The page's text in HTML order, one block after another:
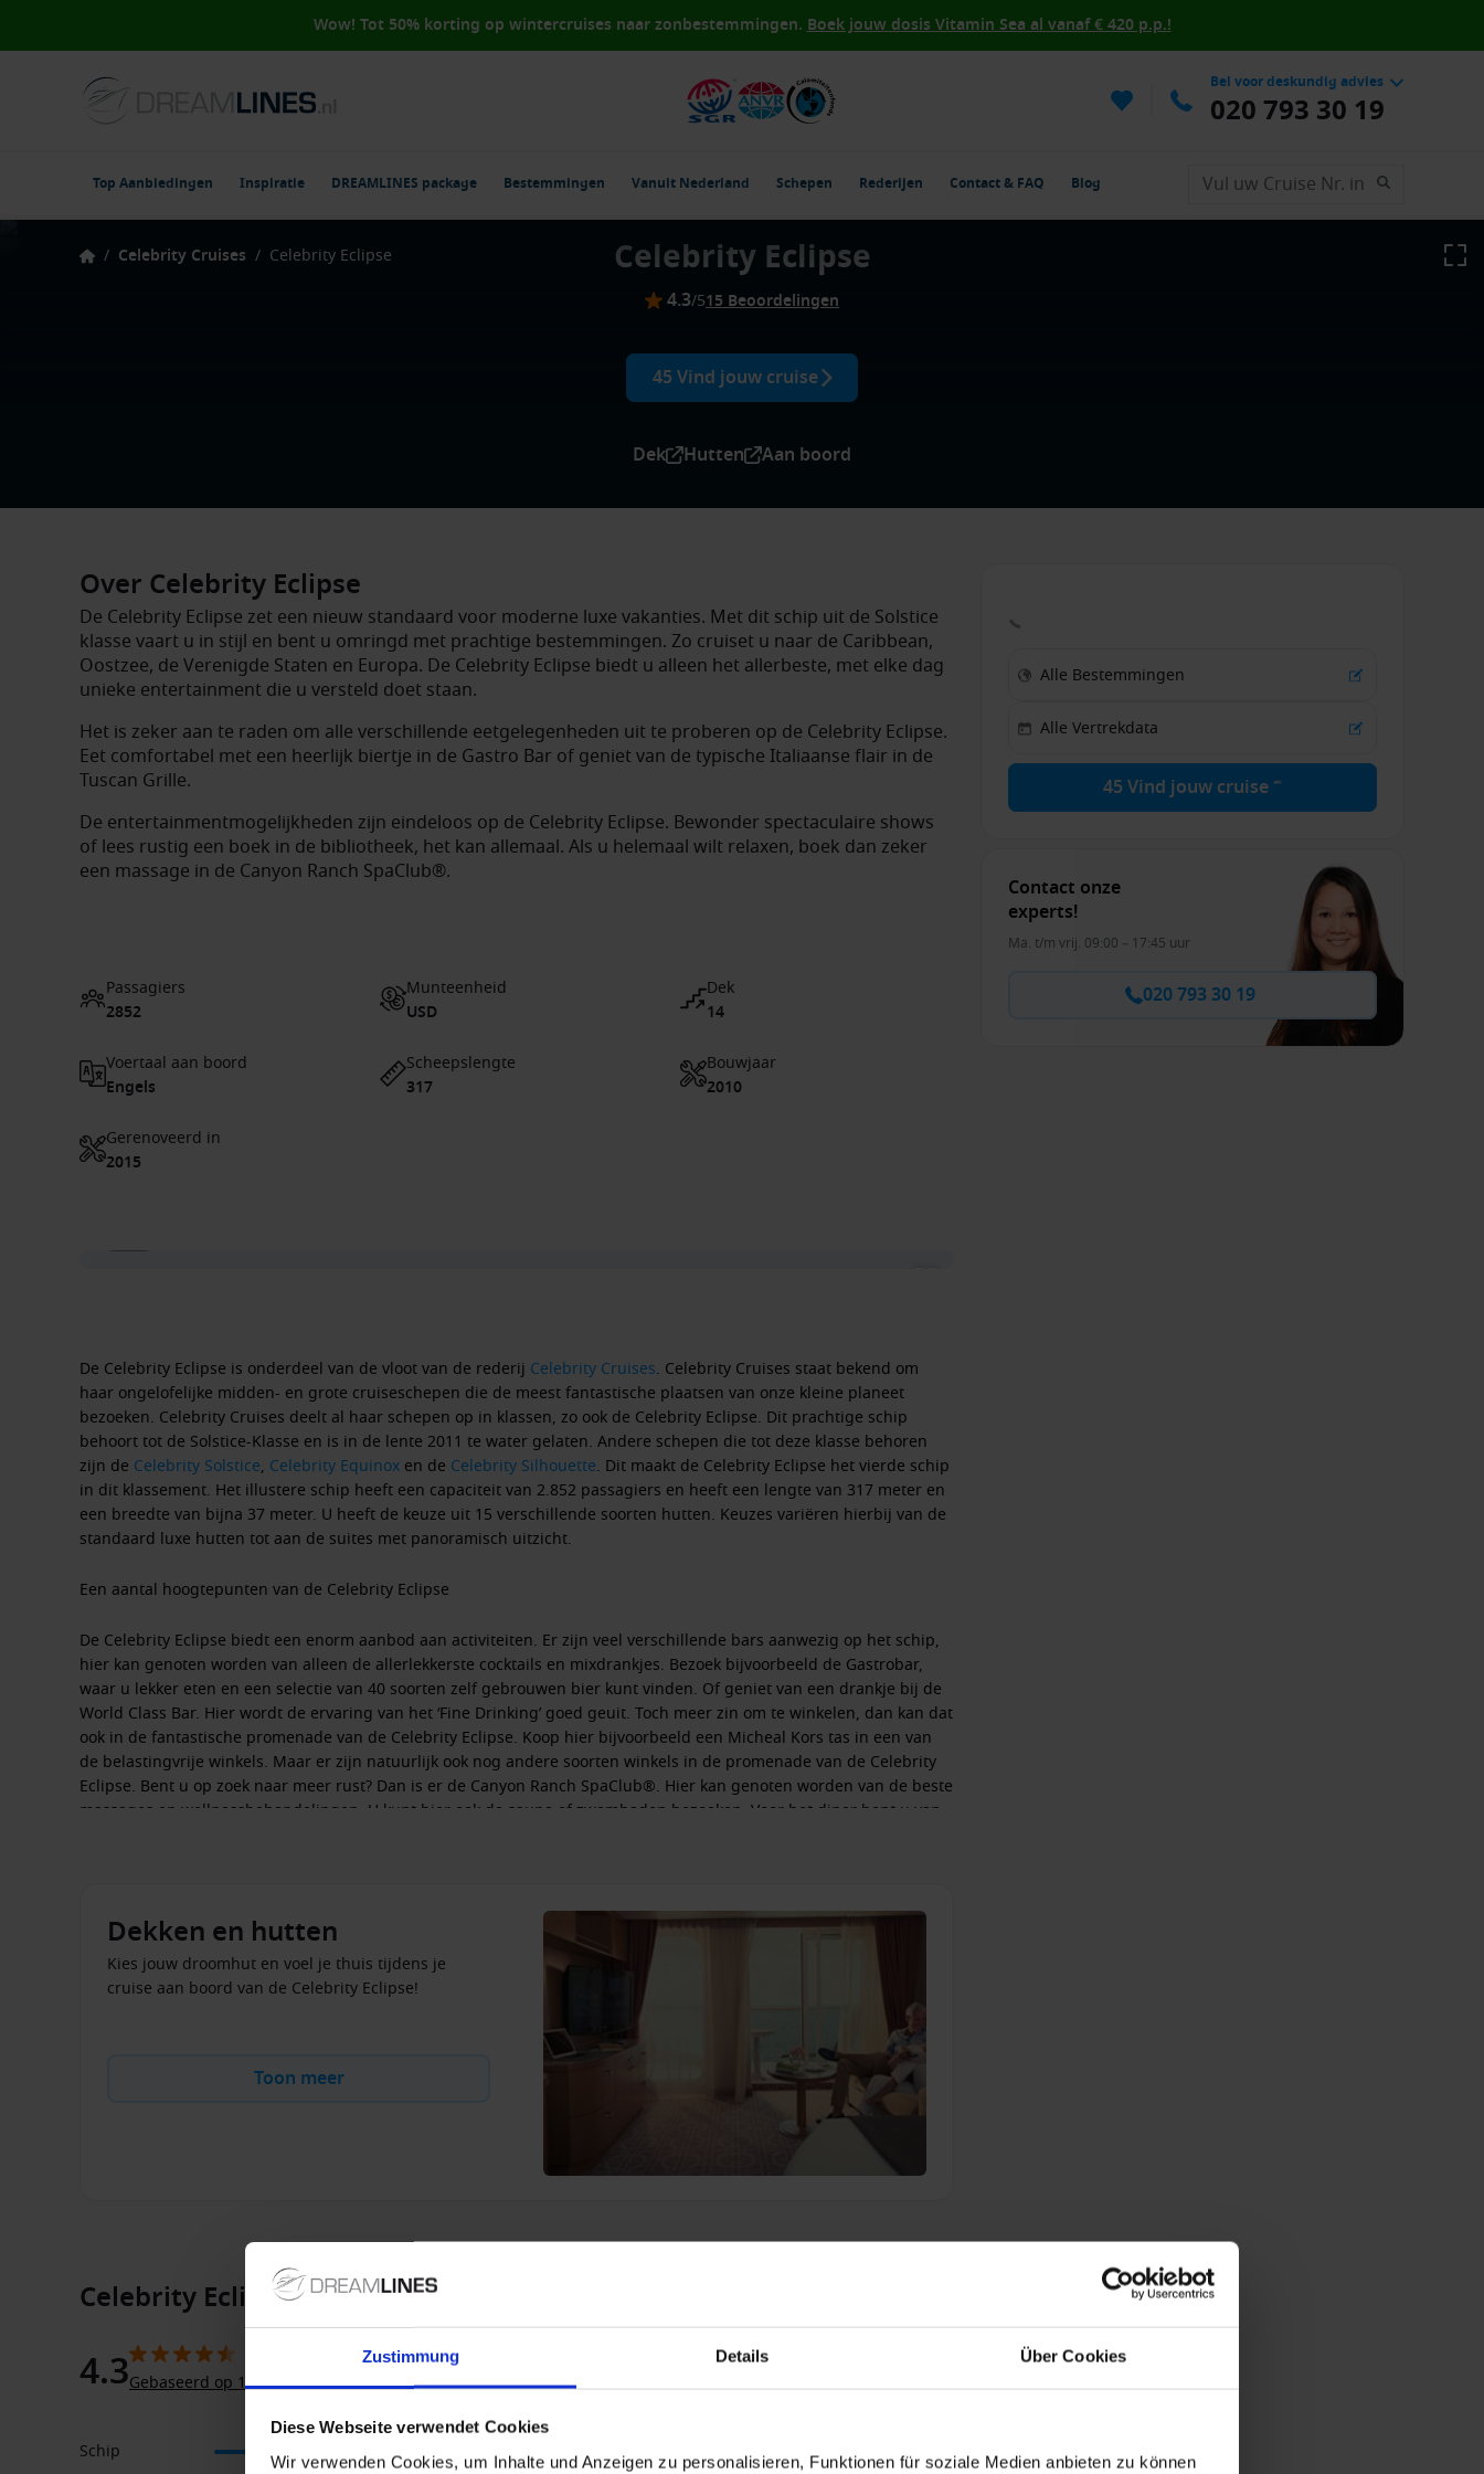
Zustimmung Details Über Cookies
Diese Webseite verwendet Cookies
Wir verwenden Cookies, um Inhalte und Anzeigen zu personalisieren, Funktionen für soziale Medien anbieten zu können
Wow! Tot 50% korting op wintercruises naar zonbestemmingen. Boek jouw dosis Vitamin Sea al vanaf € 420 p.p.!
Bel voor deskundig advies
020 793 30 19
Top Aanbiedingen Inspiratie DREAMLINES package Bestemmingen Vanuit Nederland Schepen Rederijen Contact & FAQ Blog
/ Celebrity Cruises / Celebrity Eclipse Celebrity Eclipse
4.3/515 Beoordelingen
45 Vind jouw cruise
Dek Hutten Aan boord
Over Celebrity Eclipse
De Celebrity Eclipse zet een nieuw standaard voor moderne luxe vakanties. Met dit schip uit de Solstice
klasse vaart u in stijl en bent u omringd met prachtige bestemmingen. Zo cruiset u naar de Caribbean,
Oostzee, de Verenigde Staten en Europa. De Celebrity Eclipse biedt u alleen het allerbeste, met elke dag
unieke entertainment die u versteld doet staan.
Het is zeker aan te raden om alle verschillende eetgelegenheden uit te proberen op de Celebrity Eclipse.
Eet comfortabel met een heerlijk biertje in de Gastro Bar of geniet van de typische Italiaanse flair in de
Tuscan Grille.
De entertainmentmogelijkheden zijn eindeloos op de Celebrity Eclipse. Bewonder spectaculaire shows
of lees rustig een boek in de bibliotheek, het kan allemaal. Als u helemaal wilt relaxen, boek dan zeker
een massage in de Canyon Ranch SpaClub®.
Passagiers
2852
Munteenheid
USD
Dek
14
Voertaal aan boord
Engels
Scheepslengte
317
Bouwjaar
2010
Gerenoveerd in
2015
De Celebrity Eclipse is onderdeel van de vloot van de rederij Celebrity Cruises. Celebrity Cruises staat bekend om
haar ongelofelijke midden- en grote cruiseschepen die de meest fantastische plaatsen van onze kleine planeet
bezoeken. Celebrity Cruises deelt al haar schepen op in klassen, zo ook de Celebrity Eclipse. Dit prachtige schip
behoort tot de Solstice-Klasse en is in de lente 2011 te water gelaten. Andere schepen die tot deze klasse behoren
zijn de Celebrity Solstice, Celebrity Equinox en de Celebrity Silhouette. Dit maakt de Celebrity Eclipse het vierde schip
in dit klassement. Het illustere schip heeft een capaciteit van 2.852 passagiers en heeft een lengte van 317 meter en
een breedte van bijna 37 meter. U heeft de keuze uit 15 verschillende soorten hutten. Keuzes variëren hierbij van de
standaard luxe hutten tot aan de suites met panoramisch uitzicht.
Een aantal hoogtepunten van de Celebrity Eclipse
De Celebrity Eclipse biedt een enorm aanbod aan activiteiten. Er zijn veel verschillende bars aanwezig op het schip,
hier kan genoten worden van alleen de allerlekkerste cocktails en mixdrankjes. Bezoek bijvoorbeeld de Gastrobar,
waar u lekker eten en een selectie van 40 soorten zelf gebrouwen bier kunt vinden. Of geniet van een drankje bij de
World Class Bar. Hier wordt de ervaring van het ‘Fine Drinking’ goed geuit. Toch meer zin om te winkelen, dan kan dat
ook in de fantastische promenade van de Celebrity Eclipse. Koop hier bijvoorbeeld een Micheal Kors tas in een van
de belastingvrije winkels. Maar er zijn natuurlijk ook nog andere soorten winkels in de promenade van de Celebrity
Eclipse. Bent u op zoek naar meer rust? Dan is er de Canyon Ranch SpaClub®. Hier kan genoten worden van de beste
massages en wellnessbehandelingen. U kunt hier ook de sauna of zwembaden bezoeken. Voor het diner bent u van
De Celebrity Eclipse bezoekt fantastische gebieden op onze kleurrijke planeet. Een van de kleurrijke bestemmingen
van de Celebrity Eclipse zijn de Nederlandse Antillen . Bezoek met de Celebrity Eclipse ook
Miami.
Dekken en hutten
Kies jouw droomhut en voel je thuis tijdens je
cruise aan boord van de Celebrity Eclipse!
Toon meer
Celebrity Eclipse Beoordelingen
4.3Gebaseerd op 15 klantbeoordelingen
Schip 2.3 Gastronomie
45 Vind jouw cruise
Contact onze
experts!
Ma. t/m vrij. 09:00 – 17:45 uur
020 793 30 19